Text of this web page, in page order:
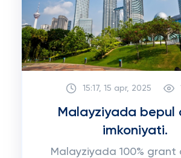
15:17, 15 apr, 2025
Malayziyada bepul
imkoniyati.
Malayziyada 100% grant